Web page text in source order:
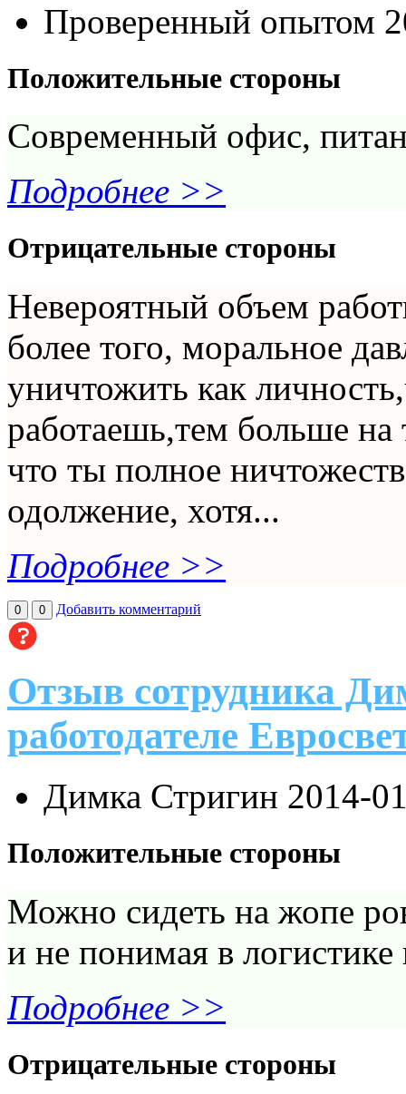
Проверенный опытом
Положительные стороны
Современный офис,
Подробнее >>
Отрицательные стороны
Невероятный объем
более того, моральное
уничтожить как
работаешь,тем больше на
что ты полное
одолжение, хотя...
Подробнее >>
0 0 Добавить комментарий
Отзыв сотрудника
работодателе
Димка Стригин 2014-
Положительные стороны
Можно сидеть на жопе
и не понимая в
Подробнее >>
Отрицательные стороны